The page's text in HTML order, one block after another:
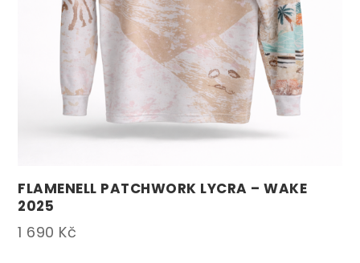
FLAMENELL PATCHWORK LYCRA – WAKE
2025
1 690 Kč